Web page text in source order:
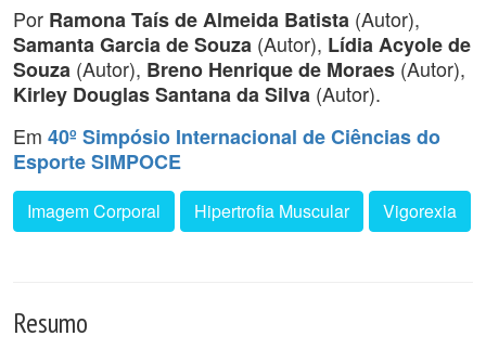
Por Ramona Taís de Almeida Batista (Autor),
Samanta Garcia de Souza (Autor), Lídia Acyole de
Souza (Autor), Breno Henrique de Moraes (Autor),
Kirley Douglas Santana da Silva (Autor).
Em 40º Simpósio Internacional de Ciências do
Esporte SIMPOCE
Imagem Corporal Hipertrofia Muscular Vigorexia
Resumo